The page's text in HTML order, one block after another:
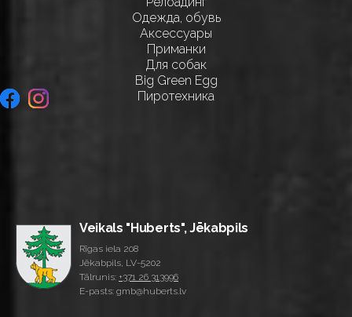
Одежда, обувь
Аксессуары
Приманки
Для собак
Big Green Egg
Пиротехника
Veikals "Huberts", Jēkabpils
Rīgas iela 208
Jēkabpils, LV-5202
Tālrunis: +371 26 313996
E-pasts: gmb@huberts.lv